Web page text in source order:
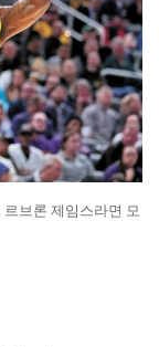
브론 제임스라면 모